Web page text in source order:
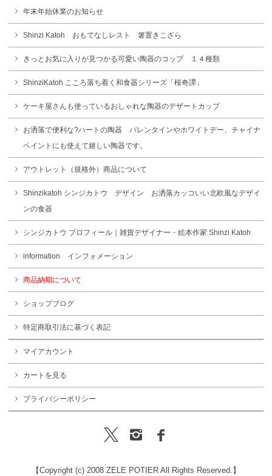
年末年始休業のお知らせ
Shinzi Katoh おもてなしレスト 箸置きこざら
きっとお気に入りが見つかる可愛い陶器のコップ １４種類
ShinziKatoh こころ落ち着く和食器シリーズ「桜奇譚」
ケーキ屋さんも使っているおしゃれな陶器のデザートカップ
お洒落で便利な?ハートの陶器 バレンタインやホワイトデー、チャイナ
ペイントにも使えて嬉しい陶器です。
アウトレット（規格外）商品について
Shinzikatoh シンジカトウ デザイン お洒落カッコいい北欧風なデザイ
ンの食器
シンジカトウ プロフィール｜雑貨デザイナー・絵本作家 Shinzi Katoh
information インフォメーション
商品納期について
ショップブログ
特定商取引法に基づく表記
マイアカウント
カートを見る
プライバシーポリシー
【Copyright (c) 2008 ZELE POTIER All Rights Reserved.】